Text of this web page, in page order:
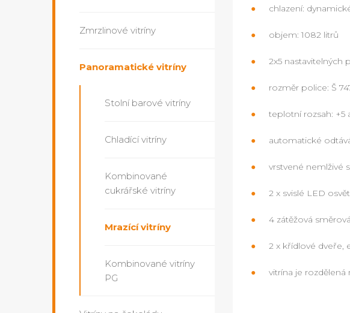
Zmrzlinové vitríny
Panoramatické vitríny
Stolní barové vitríny
Chladící vitríny
Kombinované
cukrářské vitríny
Mrazící vitríny
Kombinované vitríny
PG
chlazení:
objem: 1082 litrů
2x5 nastavitelných
rozměr police: Š
teplotní rozsah: +5
automatické
vrstvené nemlživé
2 x svislé LED
4 zátěžová
2 x křídlové dveře,
vitrína je rozdělená